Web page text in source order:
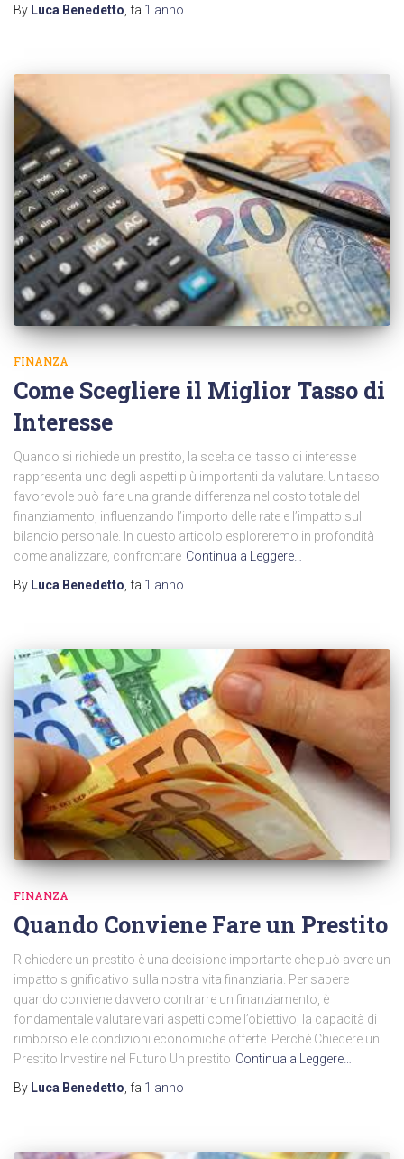
By Luca Benedetto, fa 1 anno
FINANZA
Come Scegliere il Miglior Tasso di
Interesse
Quando si richiede un prestito, la scelta del tasso di interesse
rappresenta uno degli aspetti più importanti da valutare. Un tasso
favorevole può fare una grande differenza nel costo totale del
finanziamento, influenzando l’importo delle rate e l’impatto sul
bilancio personale. In questo articolo esploreremo in profondità
come analizzare, confrontare Continua a Leggere…
By Luca Benedetto , fa 1 anno
FINANZA
Quando Conviene Fare un Prestito
Richiedere un prestito è una decisione importante che può avere un
impatto significativo sulla nostra vita finanziaria. Per sapere
quando conviene davvero contrarre un finanziamento, è
fondamentale valutare vari aspetti come l’obiettivo, la capacità di
rimborso e le condizioni economiche offerte. Perché Chiedere un
Prestito Investire nel Futuro Un prestito Continua a Leggere…
By Luca Benedetto, fa 1 anno